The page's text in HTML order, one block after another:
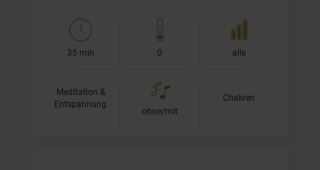
35 min 0 alle
Meditation &
Entspannung
ohne/mit
Chakren